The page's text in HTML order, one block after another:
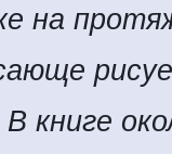
на
В книге